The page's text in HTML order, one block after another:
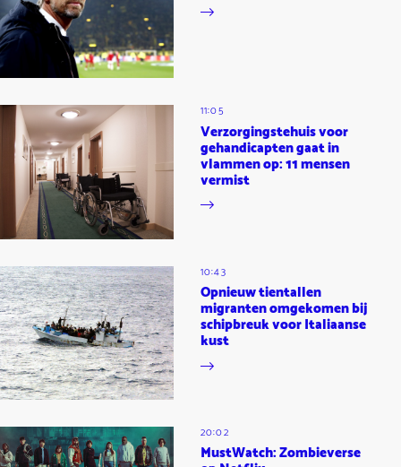
11:05
Verzorgingstehuis voor
gehandicapten gaat in
vlammen op: 11 mensen
vermist
10:43
Opnieuw tientallen
migranten omgekomen bij
schipbreuk voor Italiaanse
kust
20:02
MustWatch: Zombieverse